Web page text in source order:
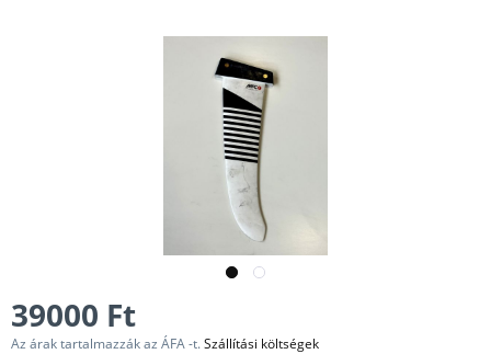
39000 Ft
Az árak tartalmazzák az ÁFA -t.Szállítási költségek